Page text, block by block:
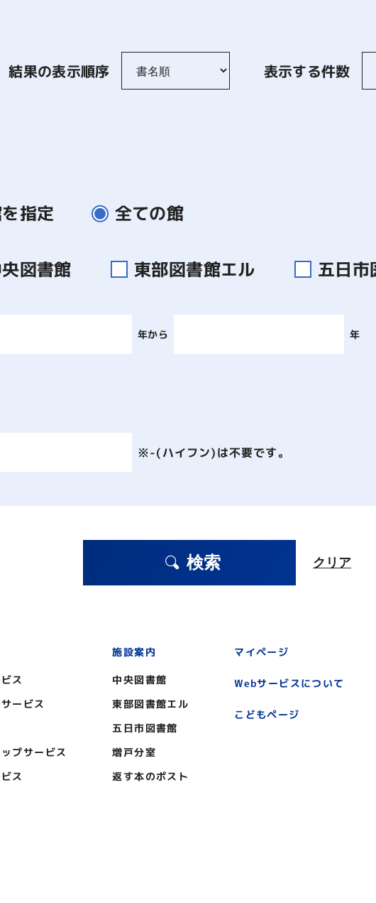
結果の表示順序 表示する件数
指定 全ての館
図書館 東部図書館エル 五日
年から 年
※-(ハイフン)は不要です。
検索 クリア
ス
ービス
プサービス
ス
施設案内
中央図書館
東部図書館エル
五日市図書館
増戸分室
返す本のポスト
マイページ
Webサービスについて
こどもページ